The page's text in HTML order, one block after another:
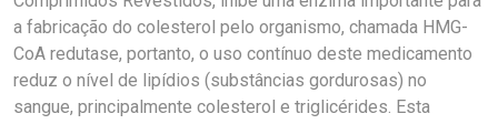
a fabricação do colesterol pelo organismo, chamada HMG-
CoA redutase, portanto, o uso contínuo deste medicamento
reduz o nível de lipídios (substâncias gordurosas) no
sangue, principalmente colesterol e triglicérides. Esta